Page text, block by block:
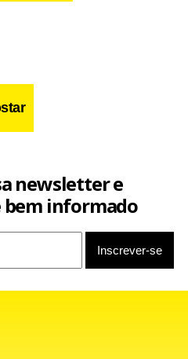
Telegram
Share
newsletter e
bem informado